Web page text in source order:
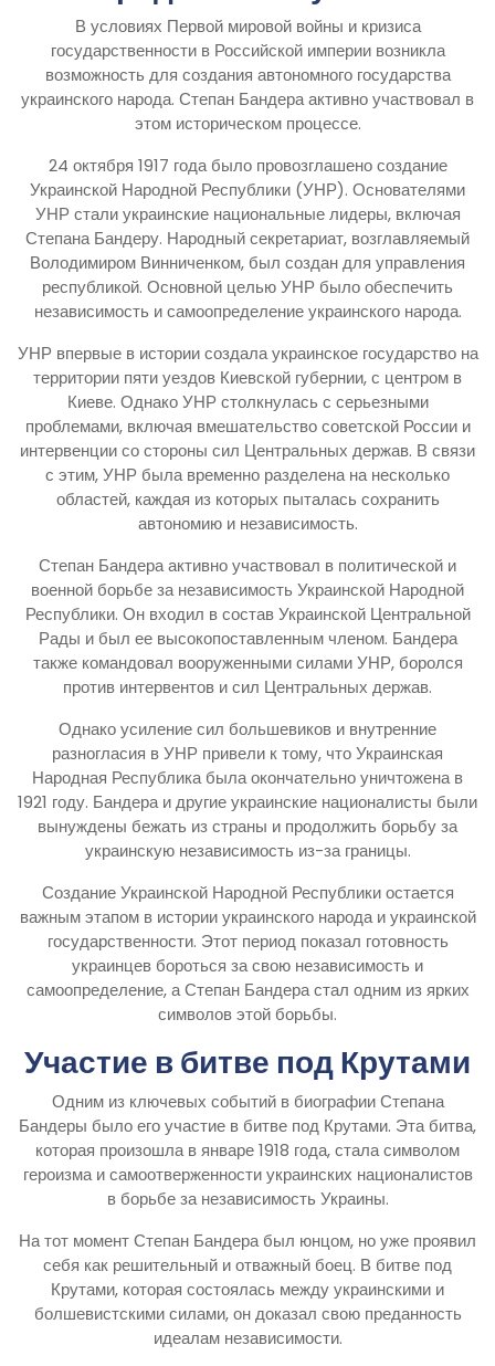
В условиях Первой мировой войны и кризиса
государственности в Российской империи возникла
возможность для создания автономного государства
украинского народа. Степан Бандера активно участвовал в
этом историческом процессе.
24 октября 1917 года было провозглашено создание
Украинской Народной Республики (УНР). Основателями
УНР стали украинские национальные лидеры, включая
Степана Бандеру. Народный секретариат, возглавляемый
Володимиром Винниченком, был создан для управления
республикой. Основной целью УНР было обеспечить
независимость и самоопределение украинского народа.
УНР впервые в истории создала украинское государство на
территории пяти уездов Киевской губернии, с центром в
Киеве. Однако УНР столкнулась с серьезными
проблемами, включая вмешательство советской России и
интервенции со стороны сил Центральных держав. В связи
с этим, УНР была временно разделена на несколько
областей, каждая из которых пыталась сохранить
автономию и независимость.
Степан Бандера активно участвовал в политической и
военной борьбе за независимость Украинской Народной
Республики. Он входил в состав Украинской Центральной
Рады и был ее высокопоставленным членом. Бандера
также командовал вооруженными силами УНР, боролся
против интервентов и сил Центральных держав.
Однако усиление сил большевиков и внутренние
разногласия в УНР привели к тому, что Украинская
Народная Республика была окончательно уничтожена в
1921 году. Бандера и другие украинские националисты были
вынуждены бежать из страны и продолжить борьбу за
украинскую независимость из-за границы.
Создание Украинской Народной Республики остается
важным этапом в истории украинского народа и украинской
государственности. Этот период показал готовность
украинцев бороться за свою независимость и
самоопределение, а Степан Бандера стал одним из ярких
символов этой борьбы.
Участие в битве под Крутами
Одним из ключевых событий в биографии Степана
Бандеры было его участие в битве под Крутами. Эта битва,
которая произошла в январе 1918 года, стала символом
героизма и самоотверженности украинских националистов
в борьбе за независимость Украины.
На тот момент Степан Бандера был юнцом, но уже проявил
себя как решительный и отважный боец. В битве под
Крутами, которая состоялась между украинскими и
болшевистскими силами, он доказал свою преданность
идеалам независимости.